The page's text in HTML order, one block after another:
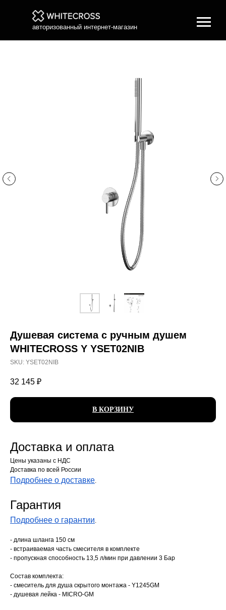
авторизованный интернет-магазин
Душевая система с ручным душем
WHITECROSS Y YSET02NIB
SKU: YSET02NIB
32 145 ₽
В КОРЗИНУ
Доставка и оплата
Цены указаны с НДС
Доставка по всей России
Подробнее о доставке.
Гарантия
Подробнее о гарантии.
- длина шланга 150 см
- встраиваемая часть смесителя в комплекте
- пропускная способность 13,5 л/мин при давлении 3 Бар
Состав комплекта:
- смеситель для душа скрытого монтажа - Y1245GM
- душевая лейка - MICRO-GM